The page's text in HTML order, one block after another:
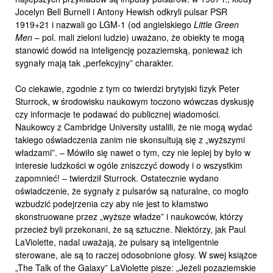
Jocelyn Bell Burnell i Antony Hewish odkryli pulsar PSR
1919+21 i nazwali go LGM-1 (od angielskiego Little Green
Men – pol. mali zieloni ludzie) uważano, że obiekty te mogą
stanowić dowód na inteligencję pozaziemską, ponieważ ich
sygnały mają tak „perfekcyjny” charakter.
Co ciekawie, zgodnie z tym co twierdzi brytyjski fizyk Peter
Sturrock, w środowisku naukowym toczono wówczas dyskusję
czy informacje te podawać do publicznej wiadomości.
Naukowcy z Cambridge University ustalili, że nie mogą wydać
takiego oświadczenia zanim nie skonsultują się z „wyższymi
władzami”. – Mówiło się nawet o tym, czy nie lepiej by było w
interesie ludzkości w ogóle zniszczyć dowody i o wszystkim
zapomnieć! – twierdził Sturrock. Ostatecznie wydano
oświadczenie, że sygnały z pulsarów są naturalne, co mogło
wzbudzić podejrzenia czy aby nie jest to kłamstwo
skonstruowane przez „wyższe władze” i naukowców, którzy
przecież byli przekonani, że są sztuczne. Niektórzy, jak Paul
LaViolette, nadal uważają, że pulsary są inteligentnie
sterowane, ale są to raczej odosobnione głosy. W swej książce
„The Talk of the Galaxy” LaViolette pisze: „Jeżeli pozaziemskie